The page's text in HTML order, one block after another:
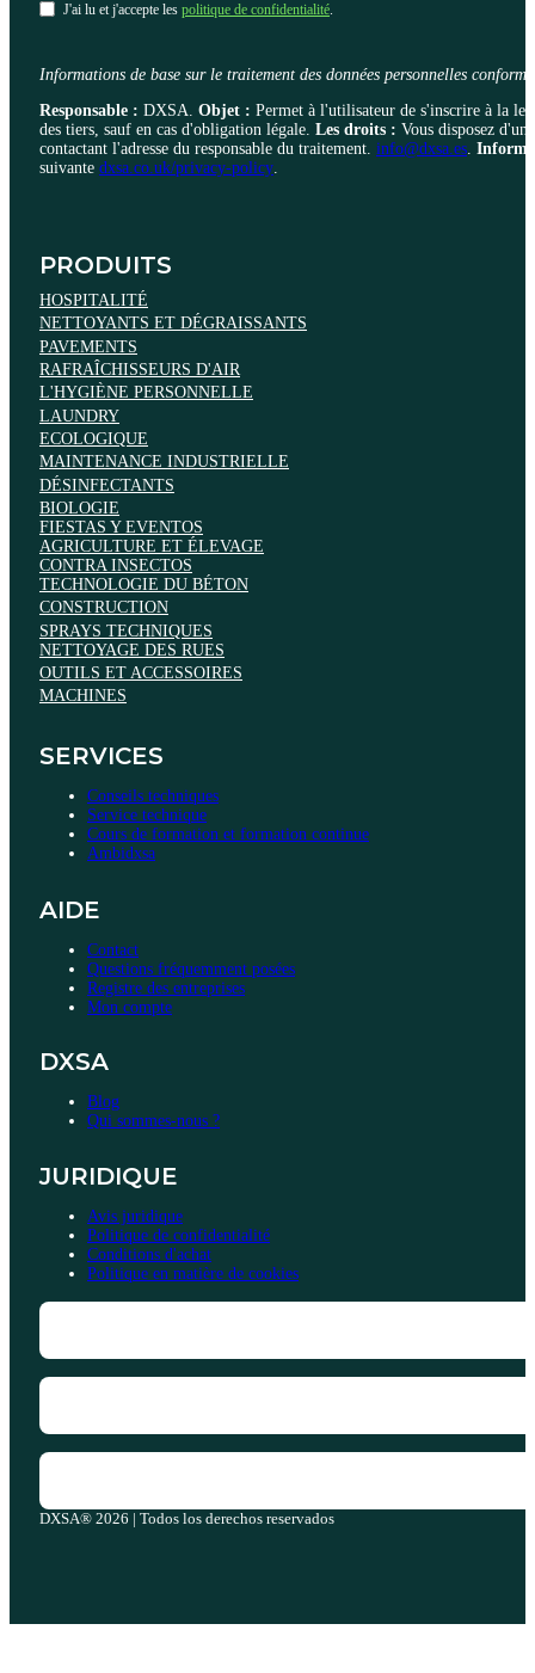
J'ai lu et j'accepte les politique de confidentialité.
Informations de base sur le traitement des données personnelles
Responsable : DXSA. Objet : Permet à l'utilisateur de s'inscrire à la
des tiers, sauf en cas d'obligation légale. Les droits : Vous disposez
contactant l'adresse du responsable du traitement. info@dxsa.es.
suivante dxsa.co.uk/privacy-policy.
PRODUITS
HOSPITALITÉ
NETTOYANTS ET DÉGRAISSANTS
PAVEMENTS
RAFRAÎCHISSEURS D'AIR
L'HYGIÈNE PERSONNELLE
LAUNDRY
ECOLOGIQUE
MAINTENANCE INDUSTRIELLE
DÉSINFECTANTS
BIOLOGIE
FIESTAS Y EVENTOS
AGRICULTURE ET ÉLEVAGE
CONTRA INSECTOS
TECHNOLOGIE DU BÉTON
CONSTRUCTION
SPRAYS TECHNIQUES
NETTOYAGE DES RUES
OUTILS ET ACCESSOIRES
MACHINES
SERVICES
Conseils techniques
Service technique
Cours de formation et formation continue
Ambidxsa
AIDE
Contact
Questions fréquemment posées
Registre des entreprises
Mon compte
DXSA
Blog
Qui sommes-nous ?
JURIDIQUE
Avis juridique
Politique de confidentialité
Conditions d'achat
Politique en matière de cookies
DXSA® 2026 | Todos los derechos reservados